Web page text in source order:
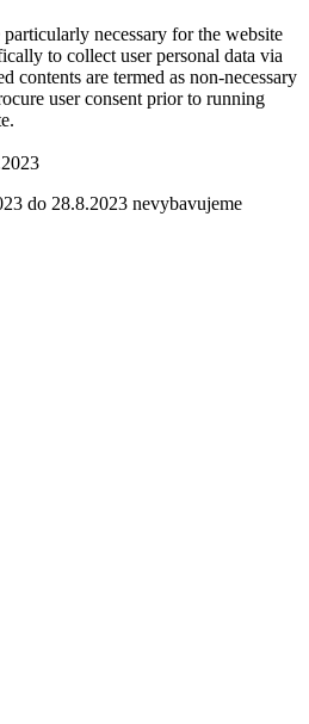
necessary for the website
to collect user personal data via
contents are termed as non-necessary
user consent prior to running
do 28.8.2023 nevybavujeme